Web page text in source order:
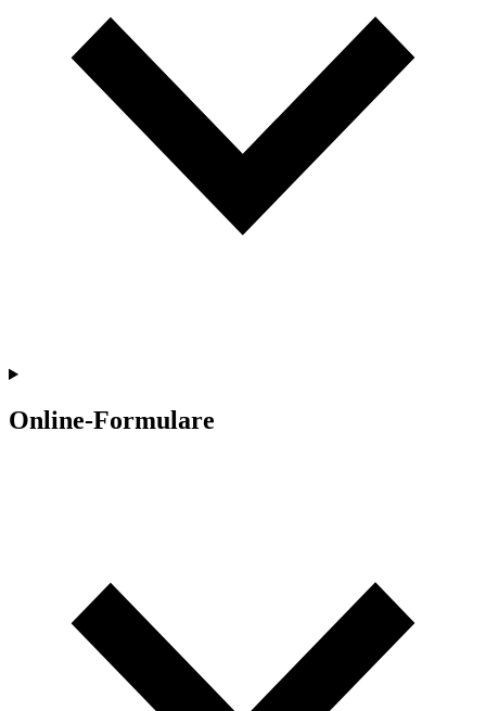
Online-Formulare